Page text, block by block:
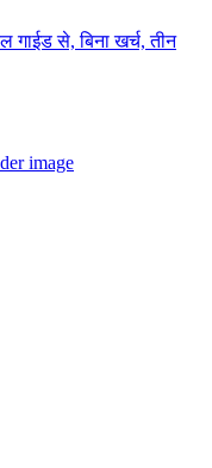
गाईड से, बिना खर्च, तीन